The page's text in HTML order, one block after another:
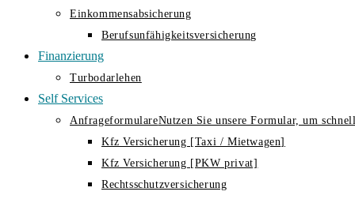
Einkommensabsicherung
Berufsunfähigkeitsversicherung
Finanzierung
Turbodarlehen
Self Services
AnfrageformulareNutzen Sie unsere Formular, um
Kfz Versicherung [Taxi / Mietwagen]
Kfz Versicherung [PKW privat]
Rechtsschutzversicherung